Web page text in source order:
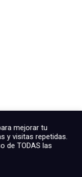
mejorar tu
y visitas repetidas.
de TODAS las